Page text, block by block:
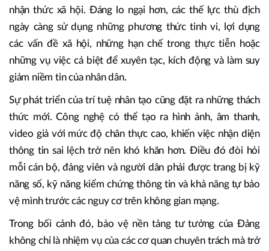
nhận thức xã hội. Đáng lo ngại hơn, các thế lực thù địch
ngày càng sử dụng những phương thức tinh vi, lợi dụng
các vấn đề xã hội, những hạn chế trong thực tiễn hoặc
những vụ việc cá biệt để xuyên tạc, kích động và làm suy
giảm niềm tin của nhân dân.
Sự phát triển của trí tuệ nhân tạo cũng đặt ra những thách
thức mới. Công nghệ có thể tạo ra hình ảnh, âm thanh,
video giả với mức độ chân thực cao, khiến việc nhận diện
thông tin sai lệch trở nên khó khăn hơn. Điều đó đòi hỏi
mỗi cán bộ, đảng viên và người dân phải được trang bị kỹ
năng số, kỹ năng kiểm chứng thông tin và khả năng tự bảo
vệ mình trước các nguy cơ trên không gian mạng.
Trong bối cảnh đó, bảo vệ nền tảng tư tưởng của Đảng
không chỉ là nhiệm vụ của các cơ quan chuyên trách mà trở